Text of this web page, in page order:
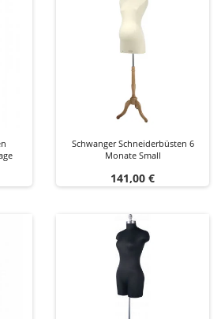
Schwanger Schneiderbüsten 6
Monate Small
Preis
141,00 €